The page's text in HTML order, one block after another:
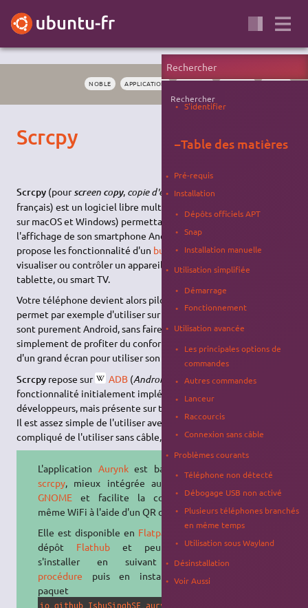
NOBLE APPLICATION ANDROID PARTAGE ECRAN
Scrcpy
Scrcpy (pour screen copy, copie d'écranen
français) est un logiciel libre multiplate-forme (aussi disponible
sur macOS et Windows) permettant d'utiliser ou de cloner
l'affichage de son smartphone Android sur son ordinateur. Il
propose les fonctionnalité d'un bureau à distance, mais pour
visualiser ou contrôler un appareil Android : smartphone,
tablette, ou smart TV.
Votre téléphone devient alors pilotable depuis votre PC. Ceci
permet par exemple d'utiliser sur son PC des applications qui
sont purement Android, sans faire appel à un émulateur, ou
simplement de profiter du confort d'un clavier, d'une souris et
d'un grand écran pour utiliser son smartphone.
Scrcpy repose sur ADB(Android Debug Bridge), il s'agit d'une
fonctionnalité initialement implémentée pour les
développeurs, mais présente sur tous les appareils Android.
Il est assez simple de l'utiliser avec un câbleUSB
compliqué de l'utiliser sans câble, via WiFi.
L'application Aurynkest basée sur
scrcpy, mieux intégrée au bureau
GNOME et facilite la connexion
même WiFi à l'aide d'un QR code.
Elle est disponible en Flatpak
sur le
dépôt Flathubet peut donc
s'installer en suivant cette
procédure puis en installant le
paquet
io.github.IshuSinghSE.aurynk
Rechercher
S'identifier
−Table des matières
Pré-requis
Installation
Dépôts officiels APT
Snap
Installation manuelle
Utilisation simplifiée
Démarrage
Fonctionnement
Utilisation avancée
Les principales options de
commandes
Autres commandes
Lanceur
Raccourcis
Connexion sans câble
Problèmes courants
Téléphone non détecté
Débogage USB non activé
Plusieurs téléphones branchés
en même temps
Utilisation sous Wayland
Désinstallation
Voir Aussi